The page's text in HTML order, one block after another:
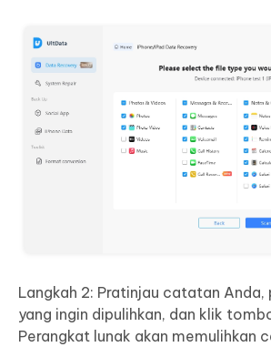
Langkah 2: Pratinjau catatan
yang ingin dipulihkan, dan klik
Perangkat lunak akan memulihkan